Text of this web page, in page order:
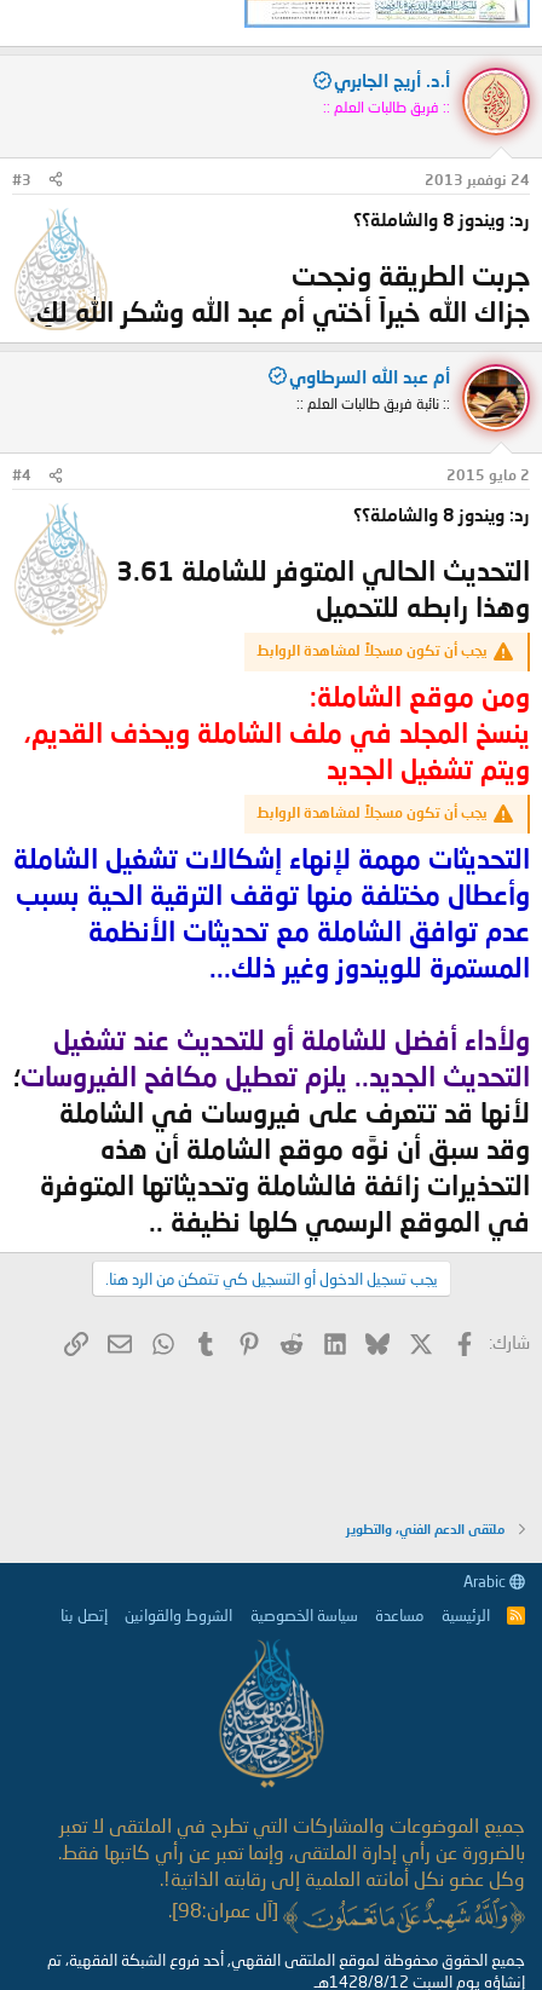
أ.د. أريج الجابري
:: فريق طالبات العلم ::
24 نوفمبر 2013 #3
رد: ويندوز 8 والشاملة؟؟
جربت الطريقة ونجحت
جزاك الله خيراً أختي أم عبد الله وشكر الله لكِ.
أم عبد الله السرطاوي
:: نائبة فريق طالبات العلم ::
2 مايو 2015 #4
رد: ويندوز 8 والشاملة؟؟
التحديث الحالي المتوفر للشاملة 3.61
وهذا رابطه للتحميل
يجب أن تكون مسجلاً لمشاهدة الروابط
ومن موقع الشاملة:
ينسخ المجلد في ملف الشاملة ويحذف القديم،
ويتم تشغيل الجديد
يجب أن تكون مسجلاً لمشاهدة الروابط
التحديثات مهمة لإنهاء إشكالات تشغيل الشاملة
وأعطال مختلفة منها توقف الترقية الحية بسبب
عدم توافق الشاملة مع تحديثات الأنظمة
المستمرة للويندوز وغير ذلك...
ولأداء أفضل للشاملة أو للتحديث عند تشغيل
التحديث الجديد.. يلزم تعطيل مكافح الفيروسات؛
لأنها قد تتعرف على فيروسات في الشاملة
وقد سبق أن نوَّه موقع الشاملة أن هذه
التحذيرات زائفة فالشاملة وتحديثاتها المتوفرة
في الموقع الرسمي كلها نظيفة ..
يجب تسجيل الدخول أو التسجيل كي تتمكن من الرد هنا.
شارك: فيسبوك Bluesky
LinkedIn
Reddit
Pinterest
Tumblr
WhatsApp
البريد
ملتقى الدعم الفني، والتطوير
R
الرئيسية مساعدة سياسة الخصوصية الشروط والقوانين إتصل بنا
جميع الموضوعات والمشاركات التي تطرح في الملتقى لا تعبر
بالضرورة عن رأي إدارة الملتقى، وإنما تعبر عن رأي كاتبها فقط.
وكل عضو نكل أمانته العلمية إلى رقابته الذاتية!.
[آل عمران:98].
جميع الحقوق محفوظة لموقع الملتقى الفقهي, أحد فروع الشبكة الفقهية، تم
إنشاؤه يوم السبت 1428/8/12هـ